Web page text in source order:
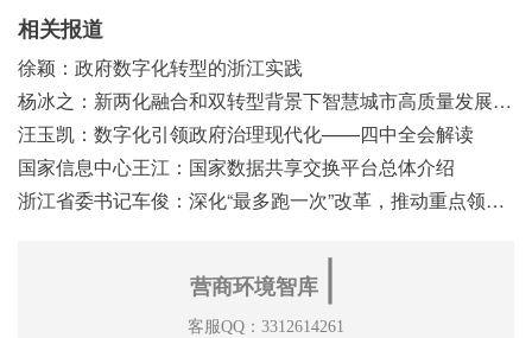
相关报道
徐颖：政府数字化转型的浙江实践
杨冰之：新两化融合和双转型背景下智慧城市高质量发展之浅见
汪玉凯：数字化引领政府治理现代化——四中全会解读
国家信息中心王江：国家数据共享交换平台总体介绍
浙江省委书记车俊：深化“最多跑一次”改革，推动重点领域改革
营商环境智库
客服QQ：3312614261